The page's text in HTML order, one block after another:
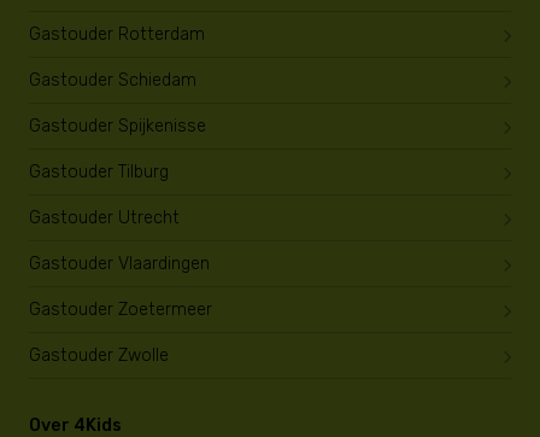
Gastouder Rotterdam
Gastouder Schiedam
Gastouder Spijkenisse
Gastouder Tilburg
Gastouder Utrecht
Gastouder Vlaardingen
Gastouder Zoetermeer
Gastouder Zwolle
Over 4Kids